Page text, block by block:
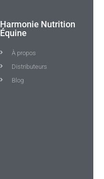
Harmonie Nutrition
Équine
À propos
Distributeurs
Blog